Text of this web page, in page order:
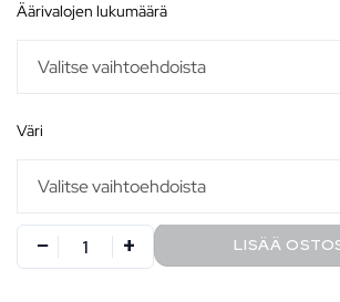
äärivalojen lukumäärä
väri
LISÄÄ